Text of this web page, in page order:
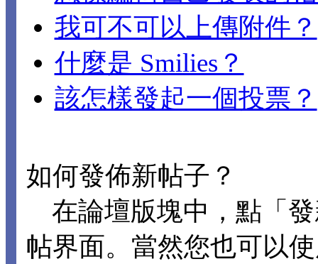
我可不可以上傳附件？
什麼是 Smilies？
該怎樣發起一個投票？
如何發佈新帖子？
在論壇版塊中，點「
帖界面。當然您也可以